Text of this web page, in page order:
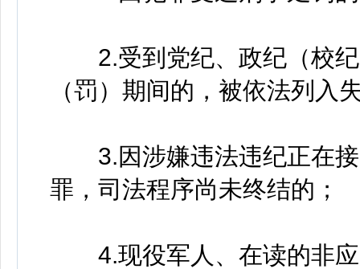
2.受到党纪、政纪（校纪
（罚）期间的，被依法列入
3.因涉嫌违法违纪正在接
罪，司法程序尚未终结的；
4.现役军人、在读的非应